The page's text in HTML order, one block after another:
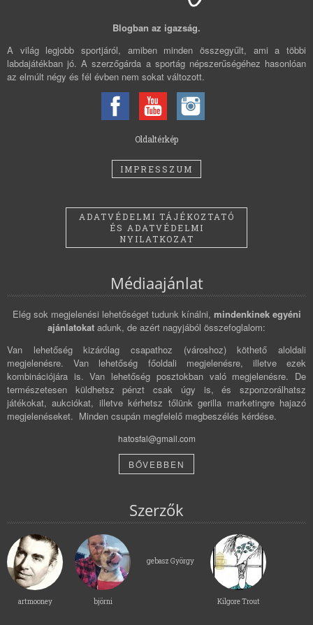
Blogban az igazság.
A világ legjobb sportjáról, amiben minden összegyűlt, ami a többi
labdajátékban jó. A szerzőgárda a sportág népszerűségéhez hasonlóan
az elmúlt négy és fél évben nem sokat változott.
Oldaltérkép
IMPRESSZUM
ADATVÉDELMI TÁJÉKOZTATÓ
ÉS ADATVÉDELMI
NYILATKOZAT
Médiaajánlat
Elég sok megjelenési lehetőséget tudunk kínálni, mindenkinek egyéni
ajánlatokat adunk, de azért nagyjából összefoglalom:
Van lehetőség kizárólag csapathoz (városhoz) köthető aloldali
megjelenésre. Van lehetőség főoldali megjelenésre, illetve ezek
kombinációjára is. Van lehetőség posztokban való megjelenésre. De
természetesen küldhetsz pénzt csak úgy is, és szponzorálhatsz
játékokat, aukciókat, illetve kérhetsz tőlünk gerilla marketingre hajazó
megjelenéseket. Minden csupán megfelelő megbeszélés kérdése.
hatosfal@gmail.com
BŐVEBBEN
Szerzők
artmooney björni
gebasz György
Kilgore Trout